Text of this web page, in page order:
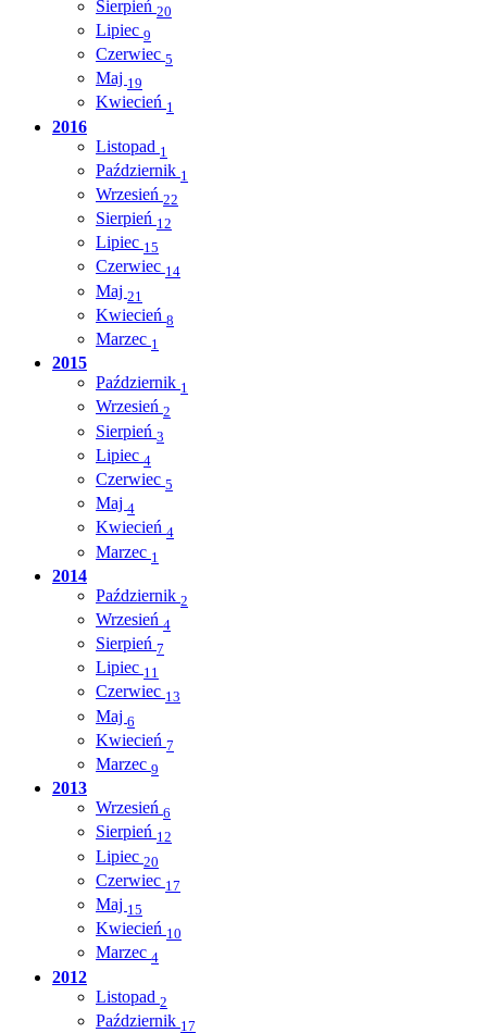
Sierpień 20
Lipiec 9
Czerwiec 5
Maj 19
Kwiecień 1
2016
Listopad 1
Październik 1
Wrzesień 22
Sierpień 12
Lipiec 15
Czerwiec 14
Maj 21
Kwiecień 8
Marzec 1
2015
Październik 1
Wrzesień 2
Sierpień 3
Lipiec 4
Czerwiec 5
Maj 4
Kwiecień 4
Marzec 1
2014
Październik 2
Wrzesień 4
Sierpień 7
Lipiec 11
Czerwiec 13
Maj 6
Kwiecień 7
Marzec 9
2013
Wrzesień 6
Sierpień 12
Lipiec 20
Czerwiec 17
Maj 15
Kwiecień 10
Marzec 4
2012
Listopad 2
Październik 17